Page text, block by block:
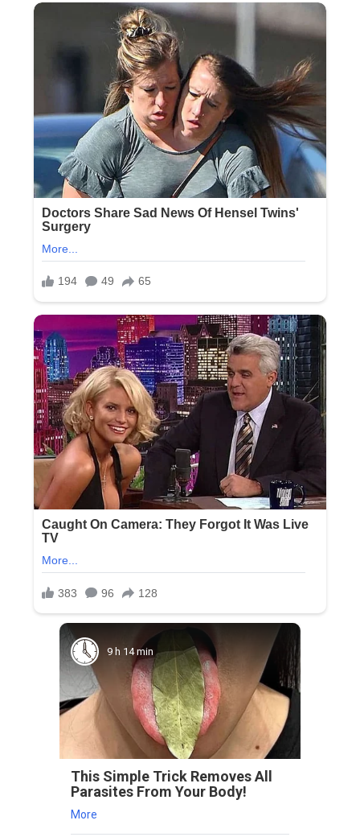
9 h 14 min
This Simple Trick Removes All
Parasites From Your Body!
More